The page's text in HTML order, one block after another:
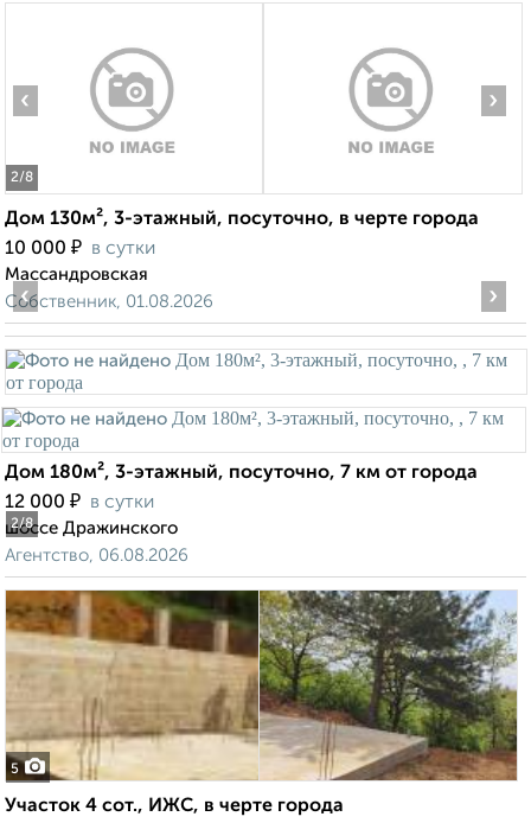
2/8
‹ ›
Дом 130м², 3-этажный, посуточно, в черте города
10 000 ₽ в сутки
Массандровская
Собственник, 01.08.2026
2/8
‹ ›
Дом 180м², 3-этажный, посуточно, 7 км от города
12 000 ₽ в сутки
шоссе Дражинского
Агентство, 06.08.2026
5
Участок 4 сот., ИЖС, в черте города